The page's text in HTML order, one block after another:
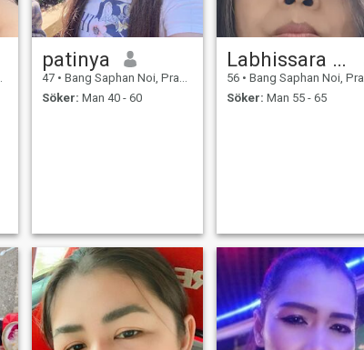
patinya
47 • Bang Saphan Noi, Prachuap Khiri Khan, Thailand
Söker: Man 40 - 60
Labhissara buakham
56 • Bang Saphan Noi, Prachuap Khiri Khan, Thailand
Söker: Man 55 - 65